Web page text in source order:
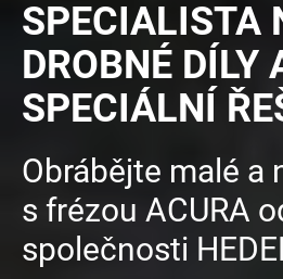
SPECIALISTA
DROBNÉ DÍLY
SPECIÁLNÍ
Obrábějte malé a
s frézou ACURA
společnosti